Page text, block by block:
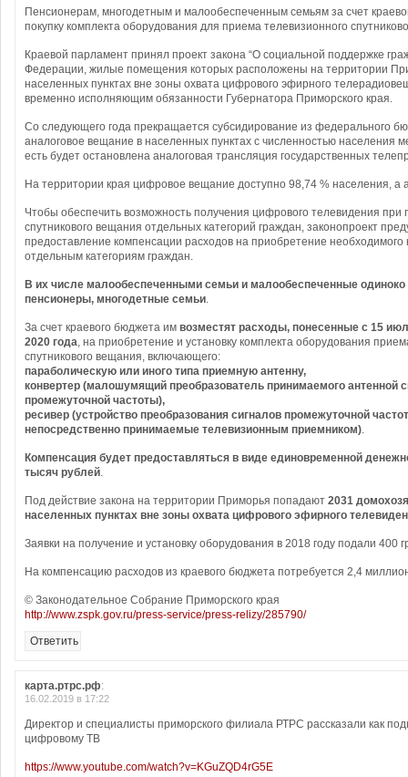
Пенсионерам, многодетным и малообеспеченным семьям за счет
покупку комплекта оборудования для приема телевизионного
Краевой парламент принял проект закона “О социальной поддержке
Федерации, жилые помещения которых расположены на территории
населенных пунктах вне зоны охвата цифрового эфирного
временно исполняющим обязанности Губернатора Приморского края.
Со следующего года прекращается субсидирование из федерального
аналоговое вещание в населенных пунктах с численностью населения
есть будет остановлена аналоговая трансляция государственных
На территории края цифровое вещание доступно 98,74 % населения, а
Чтобы обеспечить возможность получения цифрового телевидения при
спутникового вещания отдельных категорий граждан, законопроект
предоставление компенсации расходов на приобретение необходимого
отдельным категориям граждан.
В их числе малообеспеченными семьи и малообеспеченные
пенсионеры, многодетные семьи.
За счет краевого бюджета им возместят расходы, понесенные с 15
2020 года, на приобретение и установку комплекта оборудования
спутникового вещания, включающего:
параболическую или иного типа приемную антенну,
конвертер (малошумящий преобразователь принимаемого антенной
промежуточной частоты),
ресивер (устройство преобразования сигналов промежуточной
непосредственно принимаемые телевизионным приемником).
Компенсация будет предоставляться в виде единовременной
тысяч рублей.
Под действие закона на территории Приморья попадают 2031
населенных пунктах вне зоны охвата цифрового эфирного
Заявки на получение и установку оборудования в 2018 году подали 400
На компенсацию расходов из краевого бюджета потребуется 2,4
© Законодательное Собрание Приморского края
http://www.zspk.gov.ru/press-service/press-relizy/285790/
Ответить
карта.ртрс.рф:
16.02.2019 в 17:22
Директор и специалисты приморского филиала РТРС рассказали как
цифровому ТВ
https://www.youtube.com/watch?v=KGuZQD4rG5E